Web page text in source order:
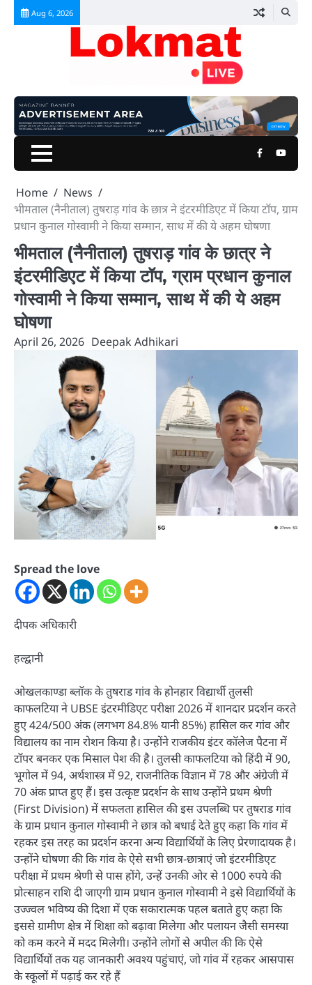
Skip
Aug 6, 2026
Facebook
Home
News
भीमताल (नैनीताल) तुषराड़ गांव के छात्र ने इंटरमीडिएट में किया टॉप, ग्राम
प्रधान कुनाल गोस्वामी ने किया सम्मान, साथ में की ये अहम घोषणा
भीमताल (नैनीताल) तुषराड़ गांव के छात्र ने
इंटरमीडिएट में किया टॉप, ग्राम प्रधान कुनाल
गोस्वामी ने किया सम्मान, साथ में की ये अहम
घोषणा
April 26, 2026 Deepak Adhikari
Spread the love
दीपक अधिकारी
हल्द्वानी
ओखलकाण्डा ब्लॉक के तुषराड गांव के होनहार विद्यार्थी तुलसी
काफलटिया ने UBSE इंटरमीडिएट परीक्षा 2026 में शानदार प्रदर्शन करते
हुए 424/500 अंक (लगभग 84.8% यानी 85%) हासिल कर गांव और
विद्यालय का नाम रोशन किया है। उन्होंने राजकीय इंटर कॉलेज पैटना में
टॉपर बनकर एक मिसाल पेश की है। तुलसी काफलटिया को हिंदी में 90,
भूगोल में 94, अर्थशास्त्र में 92, राजनीतिक विज्ञान में 78 और अंग्रेजी में
70 अंक प्राप्त हुए हैं। इस उत्कृष्ट प्रदर्शन के साथ उन्होंने प्रथम श्रेणी
(First Division) में सफलता हासिल की इस उपलब्धि पर तुषराड गांव
के ग्राम प्रधान कुनाल गोस्वामी ने छात्र को बधाई देते हुए कहा कि गांव में
रहकर इस तरह का प्रदर्शन करना अन्य विद्यार्थियों के लिए प्रेरणादायक है।
उन्होंने घोषणा की कि गांव के ऐसे सभी छात्र-छात्राएं जो इंटरमीडिएट
परीक्षा में प्रथम श्रेणी से पास होंगे, उन्हें उनकी ओर से 1000 रुपये की
प्रोत्साहन राशि दी जाएगी ग्राम प्रधान कुनाल गोस्वामी ने इसे विद्यार्थियों के
उज्ज्वल भविष्य की दिशा में एक सकारात्मक पहल बताते हुए कहा कि
इससे ग्रामीण क्षेत्र में शिक्षा को बढ़ावा मिलेगा और पलायन जैसी समस्या
को कम करने में मदद मिलेगी। उन्होंने लोगों से अपील की कि ऐसे
विद्यार्थियों तक यह जानकारी अवश्य पहुंचाएं, जो गांव में रहकर आसपास
के स्कूलों में पढ़ाई कर रहे हैं